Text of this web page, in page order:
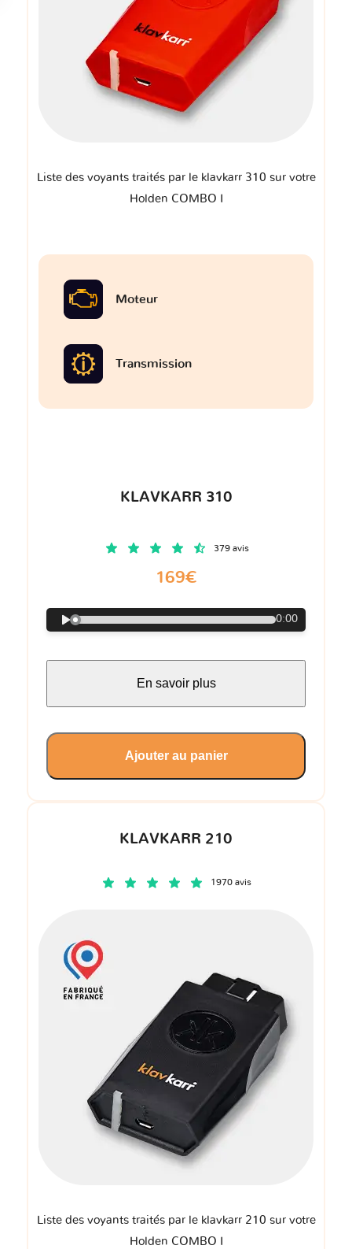
KLAVKARR 210
1970 avis
Liste des voyants traités par le klavkarr 210 sur votre
Holden COMBO I
Liste des voyants traités par le klavkarr 310 sur votre
Holden COMBO I
Moteur
Transmission
KLAVKARR 310
379 avis
169€
0:00
En savoir plus
Ajouter au panier